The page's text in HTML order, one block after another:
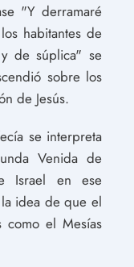
"Y derramaré
habitantes de
de súplica" se
sobre los
de Jesús.
se interpreta
Venida de
Israel en ese
la idea de que el
como el Mesías